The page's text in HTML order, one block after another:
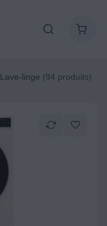
Lave-linge (94 produits)